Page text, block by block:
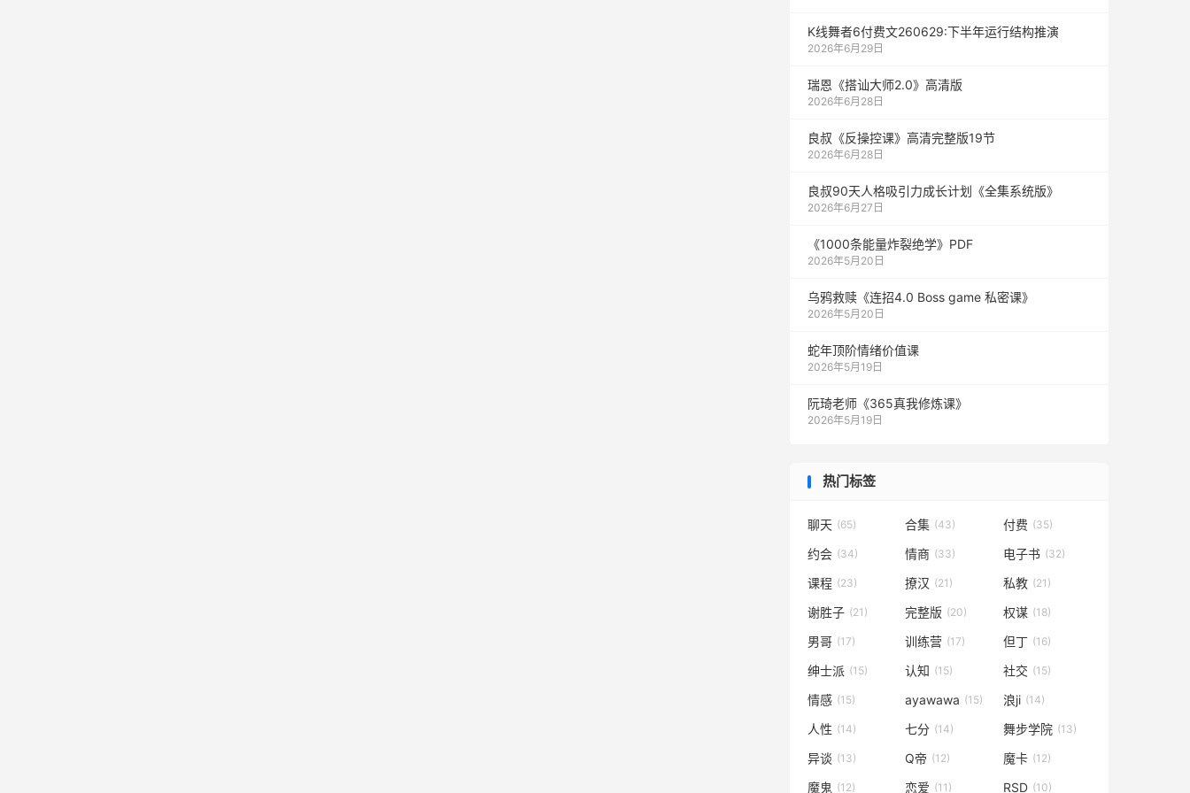
K线舞者6付费文260629:下半年运行结构推演
2026年6月29日
瑞恩《搭讪大师2.0》高清版
2026年6月28日
良叔《反操控课》高清完整版19节
2026年6月28日
良叔90天人格吸引力成长计划《全集系统版》
2026年6月27日
《1000‮能条‬‎量‮裂炸‬‎绝学》PDF
2026年5月20日
乌鸦救赎《连招4.0 Boss game 私密课》
2026年5月20日
蛇年顶阶情绪价值课
2026年5月19日
阮琦老师《365真我修炼课》
2026年5月19日
热门标签
聊天 (65) 合集 (43) 付费 (35)
约会 (34) 情商 (33) 电子书 (32)
课程 (23) 撩汉 (21) 私教 (21)
谢胜子 (21) 完整版 (20) 权谋 (18)
男哥 (17) 训练营 (17) 但丁 (16)
绅士派 (15) 认知 (15) 社交 (15)
情感 (15) ayawawa (15) 浪ji (14)
人性 (14) 七分 (14) 舞步学院 (13)
异谈 (13) Q帝 (12) 魔卡 (12)
魔鬼 (12) 恋爱 (11) RSD (10)